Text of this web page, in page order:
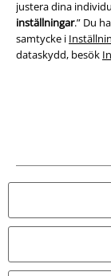
justera dina
inställningar.” Du
samtycke i
dataskydd, besök
Försäkran om
Information om